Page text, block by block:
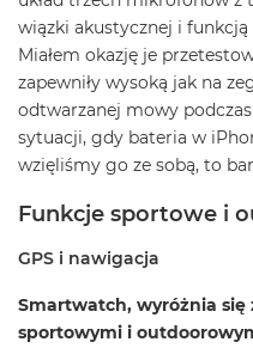
M
a
c
o
o
A
r
T
wiązki akustycznej i
Miałem okazję je
zapewniły wysoką jak na
odtwarzanej mowy
sytuacji, gdy bateria w
wzięliśmy go ze sobą, to
Funkcje sportowe i
GPS i nawigacja
Smartwatch, wyróżnia
sportowymi i